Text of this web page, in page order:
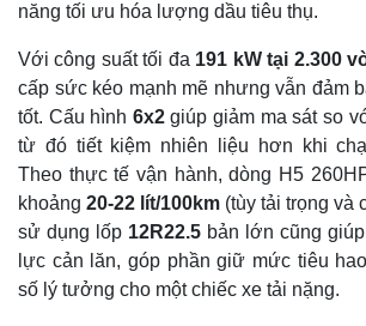
năng tối ưu hóa lượng dầu tiêu thụ.
Với công suất tối đa 191 kW tại 2.300
cấp sức kéo mạnh mẽ nhưng vẫn đảm
tốt. Cấu hình 6x2giúp giảm ma sát so
từ đó tiết kiệm nhiên liệu hơn khi
Theo thực tế vận hành, dòng H5
khoảng 20-22 lít/100km (tùy tải trọng và
sử dụng lốp 12R22.5 bản lớn cũng
lực cản lăn, góp phần giữ mức tiêu
số lý tưởng cho một chiếc xe tải nặng.